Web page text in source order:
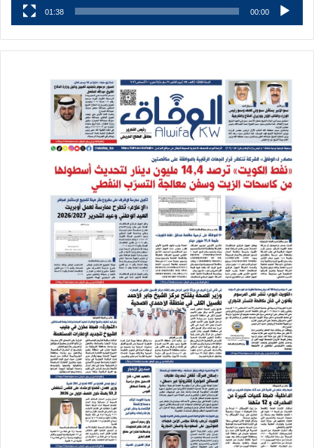
00:00
01:38